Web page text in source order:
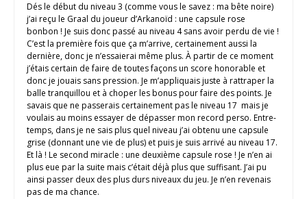
Dés le début du niveau 3 (comme vous le savez : ma bête noire)
j’ai reçu le Graal du joueur d’Arkanoïd : une capsule rose
bonbon ! Je suis donc passé au niveau 4 sans avoir perdu de vie !
C’est la première fois que ça m’arrive, certainement aussi la
dernière, donc je n’essaierai même plus. À partir de ce moment
j’étais certain de faire de toutes façons un score honorable et
donc je jouais sans pression. Je m’appliquais juste à rattraper la
balle tranquillou et à choper les bonus pour faire des points. Je
savais que ne passerais certainement pas le niveau 17 mais je
voulais au moins essayer de dépasser mon record perso. Entre-
temps, dans je ne sais plus quel niveau j’ai obtenu une capsule
grise (donnant une vie de plus) et puis je suis arrivé au niveau 17.
Et là ! Le second miracle : une deuxième capsule rose ! Je n’en ai
plus eue par la suite mais c’était déjà plus que suffisant. J’ai pu
ainsi passer deux des plus durs niveaux du jeu. Je n’en revenais
pas de ma chance.